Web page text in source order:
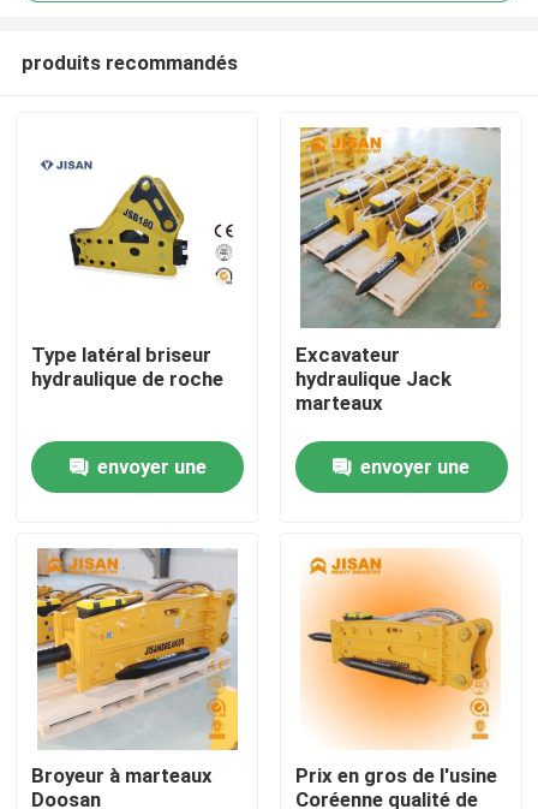
Maison
Produits
Visite d'usine
Contrôle de qualité
Contactez-nous
produits recommandés
Type latéral briseur
hydraulique de roche
envoyer une
Excavateur
hydraulique Jack
marteaux
envoyer une
Broyeur à marteaux
Doosan
Prix en gros de l'usine
Coréenne qualité de